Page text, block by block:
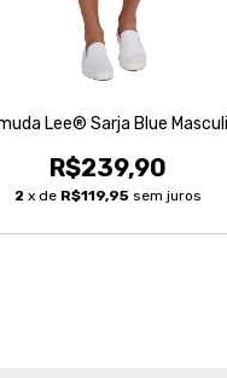
Lee® Sarja Blue
R$239,90
2 x de R$119,95 sem juros